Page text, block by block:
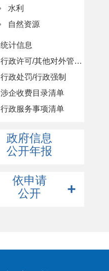
水利
自然资源
统计信息
统计数据
统计数据分析
统计公报
行政许可/其他对外管理服务
行政处罚/行政强制
涉企收费目录清单
行政服务事项清单
政府信息
公开年报
2025年
2024年
依申请
公开